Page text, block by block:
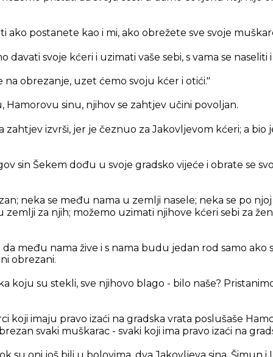
ako postanete kao i mi, ako obrežete sve svoje
davati svoje kćeri i uzimati vaše sebi, s vama se naseliti
na obrezanje, uzet ćemo svoju kćer i otići."
Hamorovu sinu, njihov se zahtjev učini povoljan.
zahtjev izvrši, jer je čeznuo za Jakovljevom kćeri; a bio
sin Šekem dođu u svoje gradsko vijeće i obrate se
neka se među nama u zemlji nasele; neka se po
zemlji za njih; možemo uzimati njihove kćeri sebi za
među nama žive i s nama budu jedan rod samo ako
obrezani.
koju su stekli, sve njihovo blago - bilo naše?
koji imaju pravo izaći na gradska vrata poslušaše
svaki muškarac - svaki koji ima pravo izaći na